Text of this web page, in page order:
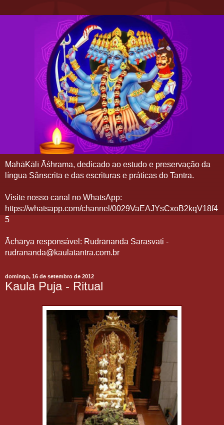
MahāKālī Āśhrama, dedicado ao estudo e preservação da
língua Sânscrita e das escrituras e práticas do Tantra.
Visite nosso canal no WhatsApp:
https://whatsapp.com/channel/0029VaEAJYsCxoB2kqV18f4
5
Āchārya responsável: Rudrānanda Sarasvati -
rudrananda@kaulatantra.com.br
domingo, 16 de setembro de 2012
Kaula Puja - Ritual